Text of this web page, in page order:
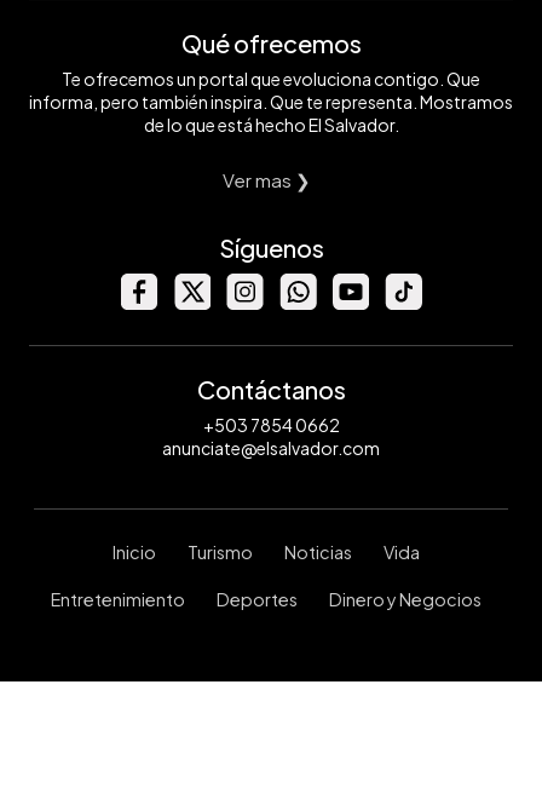
Qué ofrecemos
Te ofrecemos un portal que evoluciona contigo. Que
informa, pero también inspira. Que te representa. Mostramos
de lo que está hecho El Salvador.
Ver mas ❯
Síguenos
Contáctanos
+503 7854 0662
anunciate@elsalvador.com
Inicio Turismo Noticias Vida
Entretenimiento Deportes Dinero y Negocios